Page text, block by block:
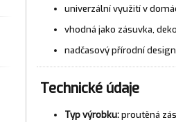
univerzální využití v
vhodná jako zásuvka,
nadčasový přírodní design
Technické údaje
Typ výrobku:proutěná